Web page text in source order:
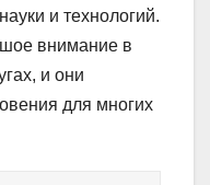
и технологий.
внимание в
и они
для многих